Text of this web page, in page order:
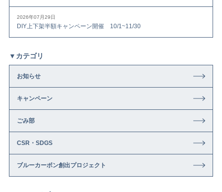
2026年07月29日
DIY上下架半額キャンペーン開催 10/1~11/30
▼カテゴリ
お知らせ
キャンペーン
ごみ部
CSR・SDGS
ブルーカーボン創出プロジェクト